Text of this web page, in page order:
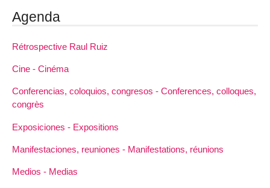
Agenda
Rétrospective Raul Ruiz
Cine - Cinéma
Conferencias, coloquios, congresos - Conferences, colloques,
congrès
Exposiciones - Expositions
Manifestaciones, reuniones - Manifestations, réunions
Medios - Medias